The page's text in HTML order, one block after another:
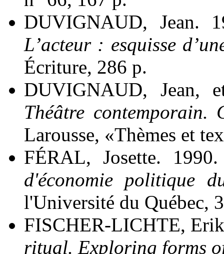
DUVIGNAUD, Jean.
L’acteur : esquisse
Écriture, 286 p.
DUVIGNAUD, Jean,
Théâtre contemporain.
Larousse, «Thèmes et
FÉRAL, Josette.
d'économie politique
l'Université du Québec,
FISCHER-LICHTE,
ritual. Exploring forms